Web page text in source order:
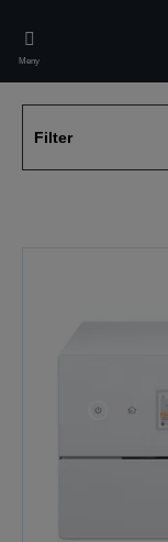
main
content
Meny
Filter